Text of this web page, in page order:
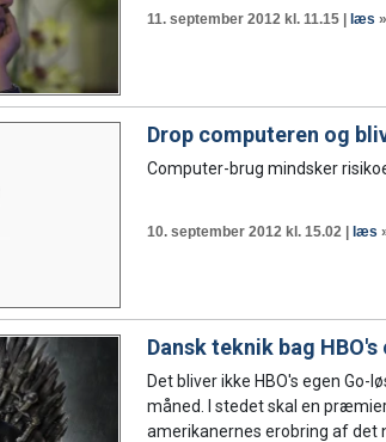
11. september 2012 kl. 11.15 | læs »
Drop computeren og
Computer-brug mindsker
10. september 2012 kl. 15.02 | læs
Dansk teknik bag
Det bliver ikke HBO's egen
måned. I stedet skal en
amerikanernes erobring af det